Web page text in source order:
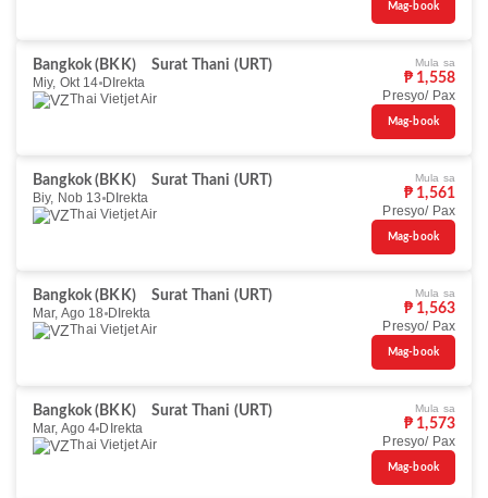
Mag-book
Bangkok (BKK)
Surat Thani (URT)
Miy, Okt 14 DIrekta
Thai Vietjet Air
Mula sa
₱ 1,558
Presyo/ Pax
Mag-book
Bangkok (BKK)
Surat Thani (URT)
Biy, Nob 13 DIrekta
Thai Vietjet Air
Mula sa
₱ 1,561
Presyo/ Pax
Mag-book
Bangkok (BKK)
Surat Thani (URT)
Mar, Ago 18 DIrekta
Thai Vietjet Air
Mula sa
₱ 1,563
Presyo/ Pax
Mag-book
Bangkok (BKK)
Surat Thani (URT)
Mar, Ago 4 DIrekta
Thai Vietjet Air
Mula sa
₱ 1,573
Presyo/ Pax
Mag-book